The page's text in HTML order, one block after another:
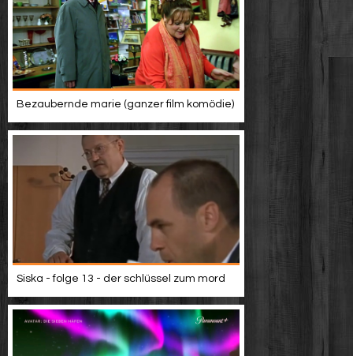
Bezaubernde marie (ganzer film komödie)
Siska - folge 13 - der schlüssel zum mord